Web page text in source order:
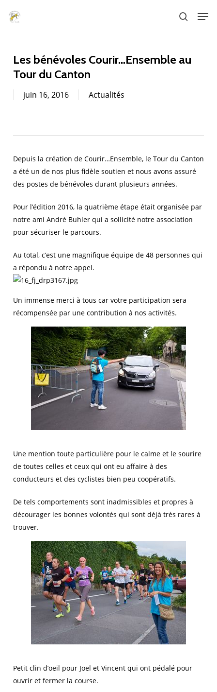
search
Les bénévoles Courir…Ensemble au
Tour du Canton
juin 16, 2016 Actualités
Depuis la création de Courir…Ensemble, le Tour du Canton
a été un de nos plus fidèle soutien et nous avons assuré
des postes de bénévoles durant plusieurs années.
Pour l’édition 2016, la quatrième étape était organisée par
notre ami André Buhler qui a sollicité notre association
pour sécuriser le parcours.
Au total, c’est une magnifique équipe de 48 personnes qui
a répondu à notre appel.
Un immense merci à tous car votre participation sera
récompensée par une contribution à nos activités.
Une mention toute particulière pour le calme et le sourire
de toutes celles et ceux qui ont eu affaire à des
conducteurs et des cyclistes bien peu coopératifs.
De tels comportements sont inadmissibles et propres à
décourager les bonnes volontés qui sont déjà très rares à
trouver.
Petit clin d’oeil pour Joël et Vincent qui ont pédalé pour
ouvrir et fermer la course.